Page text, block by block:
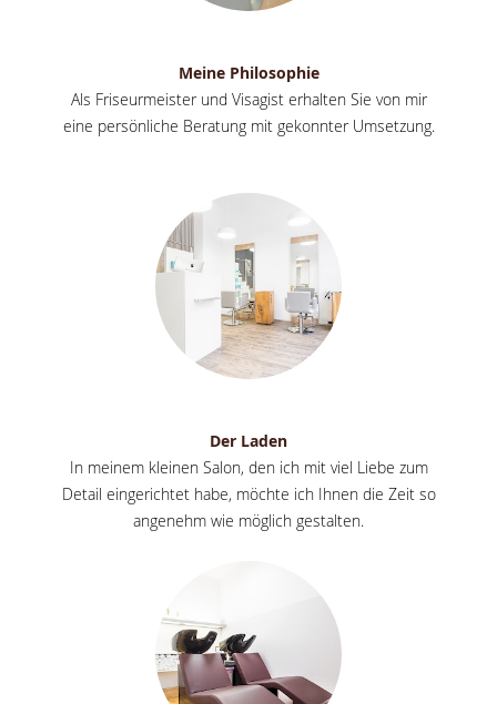
Meine Philosophie
Als Friseurmeister und Visagist erhalten Sie von mir
eine persönliche Beratung mit gekonnter Umsetzung.
Der Laden
In meinem kleinen Salon, den ich mit viel Liebe zum
Detail eingerichtet habe, möchte ich Ihnen die Zeit so
angenehm wie möglich gestalten.